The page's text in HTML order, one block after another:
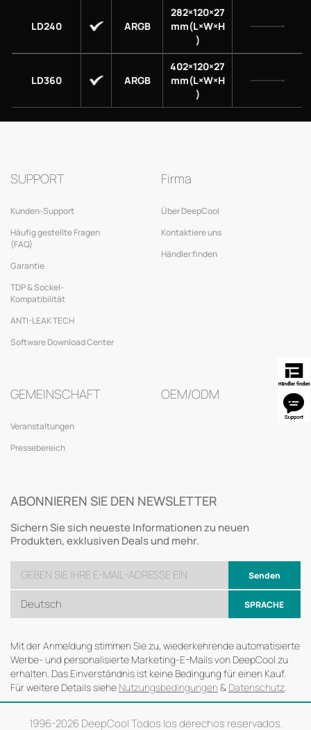
LD240 ARGB
282×120×27
mm(L×W×H
)
LD360 ARGB
402×120×27
mm(L×W×H
)
SUPPORT
Kunden-Support
Häufig gestellte Fragen
(FAQ)
Garantie
TDP & Sockel-
Kompatibilität
ANTI-LEAK TECH
Software Download Center
Firma
Über DeepCool
Kontaktiere uns
Händler finden
GEMEINSCHAFT
Veranstaltungen
Pressebereich
OEM/ODM
ABONNIEREN SIE DEN NEWSLETTER
Sichern Sie sich neueste Informationen zu neuen
Produkten, exklusiven Deals und mehr.
Senden
Deutsch SPRACHE
Mit der Anmeldung stimmen Sie zu, wiederkehrende automatisierte
Werbe- und personalisierte Marketing-E-Mails von DeepCool zu
erhalten. Das Einverständnis ist keine Bedingung für einen Kauf.
Für weitere Details siehe Nutzungsbedingungen& Datenschutz.
1996-2026 DeepCool Todos los derechos reservados.